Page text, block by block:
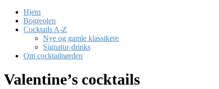
Menu
Hjem
Bogreolen
Cocktails A-Z
Nye og gamle klassikere
Signatur-drinks
Om cocktailnørden
Valentine’s cocktails